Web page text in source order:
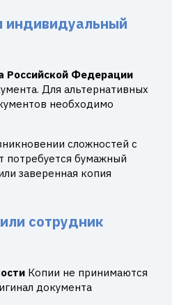
индивидуальный
Российской Федерации
Для альтернативных
необходимо
сложностей с
бумажный
заверенная копия
сотрудник
Копии не принимаются
документа